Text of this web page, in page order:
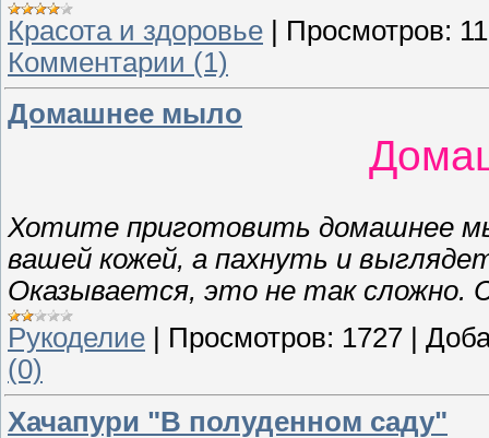
Красота и здоровье | Просмотров:
Комментарии (1)
Домашнее мыло
Хотите приготовить домашнее
вашей кожей, а пахнуть и
Оказывается, это не так сложно.
Рукоделие
Просмотров: 1727
(0)
Хачапури "В полуденном саду"